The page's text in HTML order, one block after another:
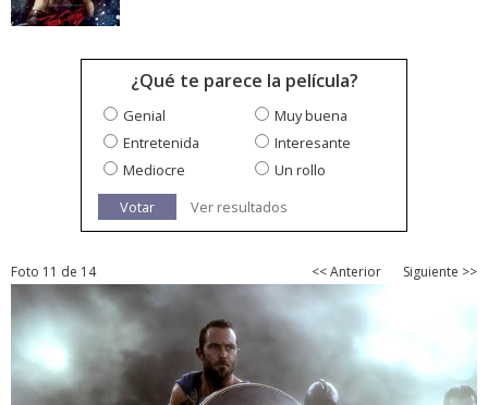
¿Qué te parece la película?
Genial
Muy buena
Entretenida
Interesante
Mediocre
Un rollo
Votar
Ver resultados
Foto 11 de 14 << Anterior Siguiente >>